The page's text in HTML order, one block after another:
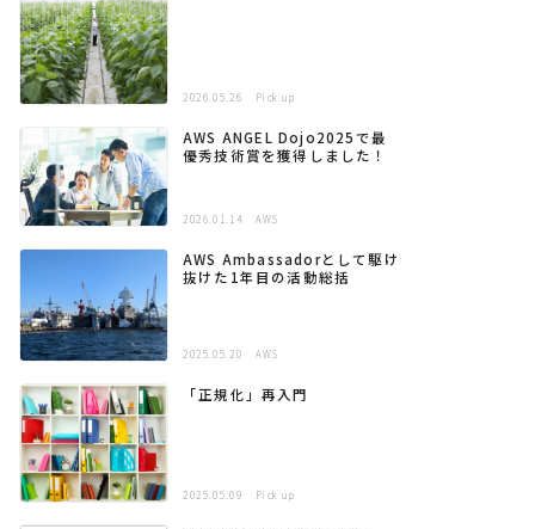
2026.05.26 Pick up
AWS ANGEL Dojo2025で最
優秀技術賞を獲得しました！
2026.01.14 AWS
AWS Ambassadorとして駆け
抜けた1年目の活動総括
2025.05.20 AWS
「正規化」再入門
2025.05.09 Pick up